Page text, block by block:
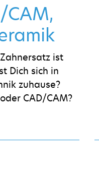
ist
Dich sich in
zuhause?
CAD/CAM?